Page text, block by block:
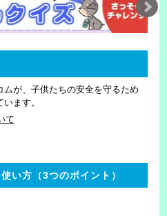
ムが、子供たちの安全を守るため
ます。
て
使い方（3つのポイント）